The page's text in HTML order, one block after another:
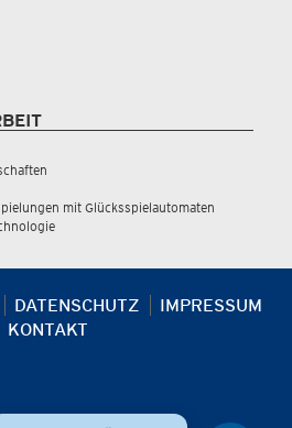
mit Glücksspielautomaten
DATENSCHUTZ
IMPRESSUM
KONTAKT